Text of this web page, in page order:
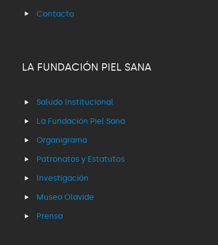
Contacto
LA FUNDACIÓN PIEL SANA
Saludo Institucional
La Fundación Piel Sana
Organigrama
Patronatos y Estatutos
Investigación
Museo Olavide
Prensa